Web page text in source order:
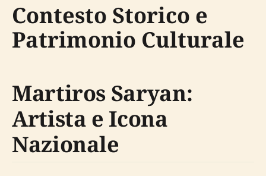
Contesto Storico e
Patrimonio Culturale
Martiros Saryan:
Artista e Icona
Nazionale